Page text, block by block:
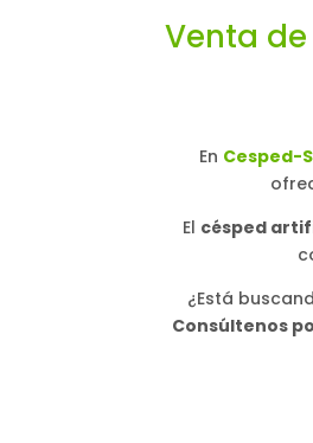
Venta de
En Cesped-
El césped
¿Está
Consúltenos